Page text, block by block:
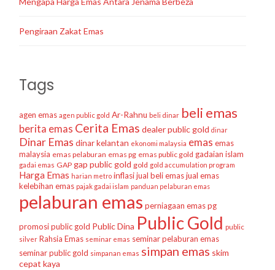
Pengiraan Zakat Emas
Tags
agen emas agen public gold Ar-Rahnu beli dinar beli emas
berita emas Cerita Emas dealer public gold dinar
Dinar Emas dinar kelantan ekonomi malaysia emas emas
malaysia emas pelaburan emas pg emas public gold gadaian islam
gadai emas GAP gap public gold gold gold accumulation program
Harga Emas harian metro inflasijual beli emasjual emas
kelebihan emas pajak gadai islam panduan pelaburan emas
pelaburan emas perniagaan emaspg
promosi public gold Public Dina Public Gold public
silver Rahsia Emas seminar emas seminar pelaburan emas
seminar public gold simpanan emas simpan emas skim
cepat kaya